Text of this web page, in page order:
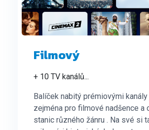
Filmový
+ 10 TV kanálů...
Balíček nabitý prémiovými
zejména pro filmové nadšence a
stanic různého žánru . Na své si